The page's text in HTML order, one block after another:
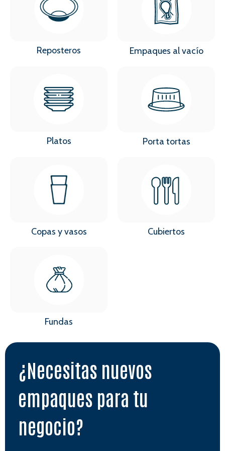
Reposteros Empaques al vacío
Platos Porta tortas
Copas y vasos Cubiertos
Fundas
¿Necesitas nuevos
empaques para tu
negocio?